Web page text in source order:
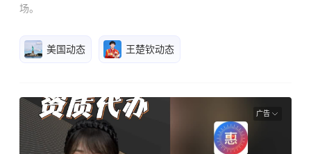
场。
美国动态 王楚钦动态
广告